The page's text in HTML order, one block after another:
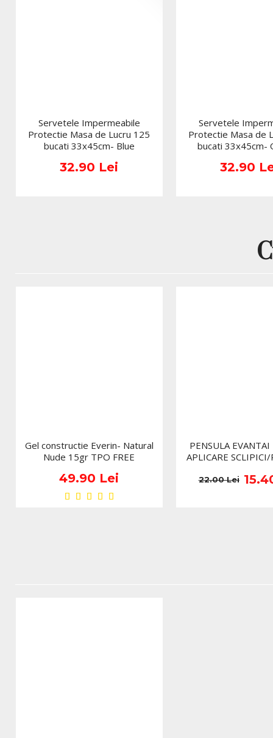
Servetele Impermeabile
Protectie Masa de Lucru 125
bucati 33x45cm- Blue
32.90 Lei
Servetele
Protectie Masa de
bucati 33x45cm-
32.90
Gel constructie Everin- Natural
Nude 15gr TPO FREE
49.90 Lei
PENSULA
APLICARE
22.00 Lei